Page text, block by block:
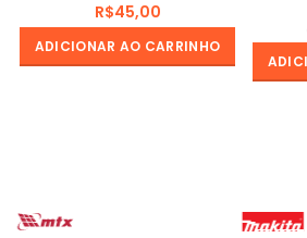
R$
ADICIONAR AO CARRINHO